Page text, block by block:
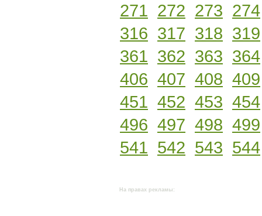
271 272 273 274
316 317 318 319
361 362 363 364
406 407 408 409
451 452 453 454
496 497 498 499
541 542 543 544
На правах рекламы: